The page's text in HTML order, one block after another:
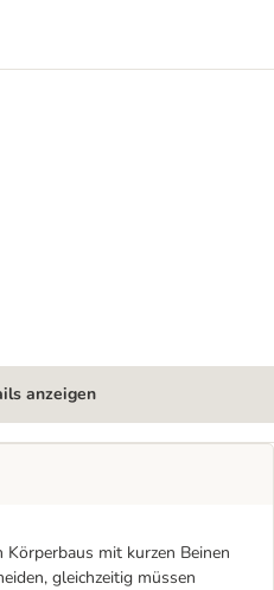
anzeigen
mit kurzen Beinen
gleichzeitig müssen